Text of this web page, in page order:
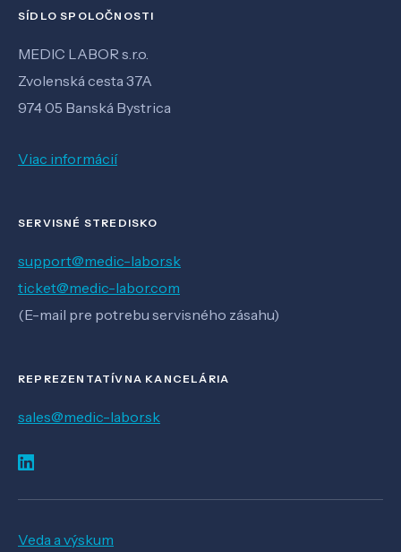
SÍDLO SPOLOČNOSTI
MEDIC LABOR s.r.o.
Zvolenská cesta 37A
974 05 Banská Bystrica
Viac informácií
SERVISNÉ STREDISKO
support@medic-labor.sk
ticket@medic-labor.com
(E-mail pre potrebu servisného zásahu)
REPREZENTATÍVNA KANCELÁRIA
sales@medic-labor.sk
Veda a výskum